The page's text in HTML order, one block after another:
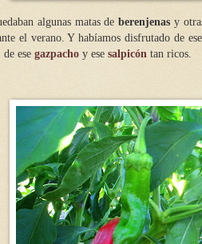
algunas matas deberenjenas y
el verano. Y habíamos disfrutado de
ese gazpacho y ese salpicón tan ricos.